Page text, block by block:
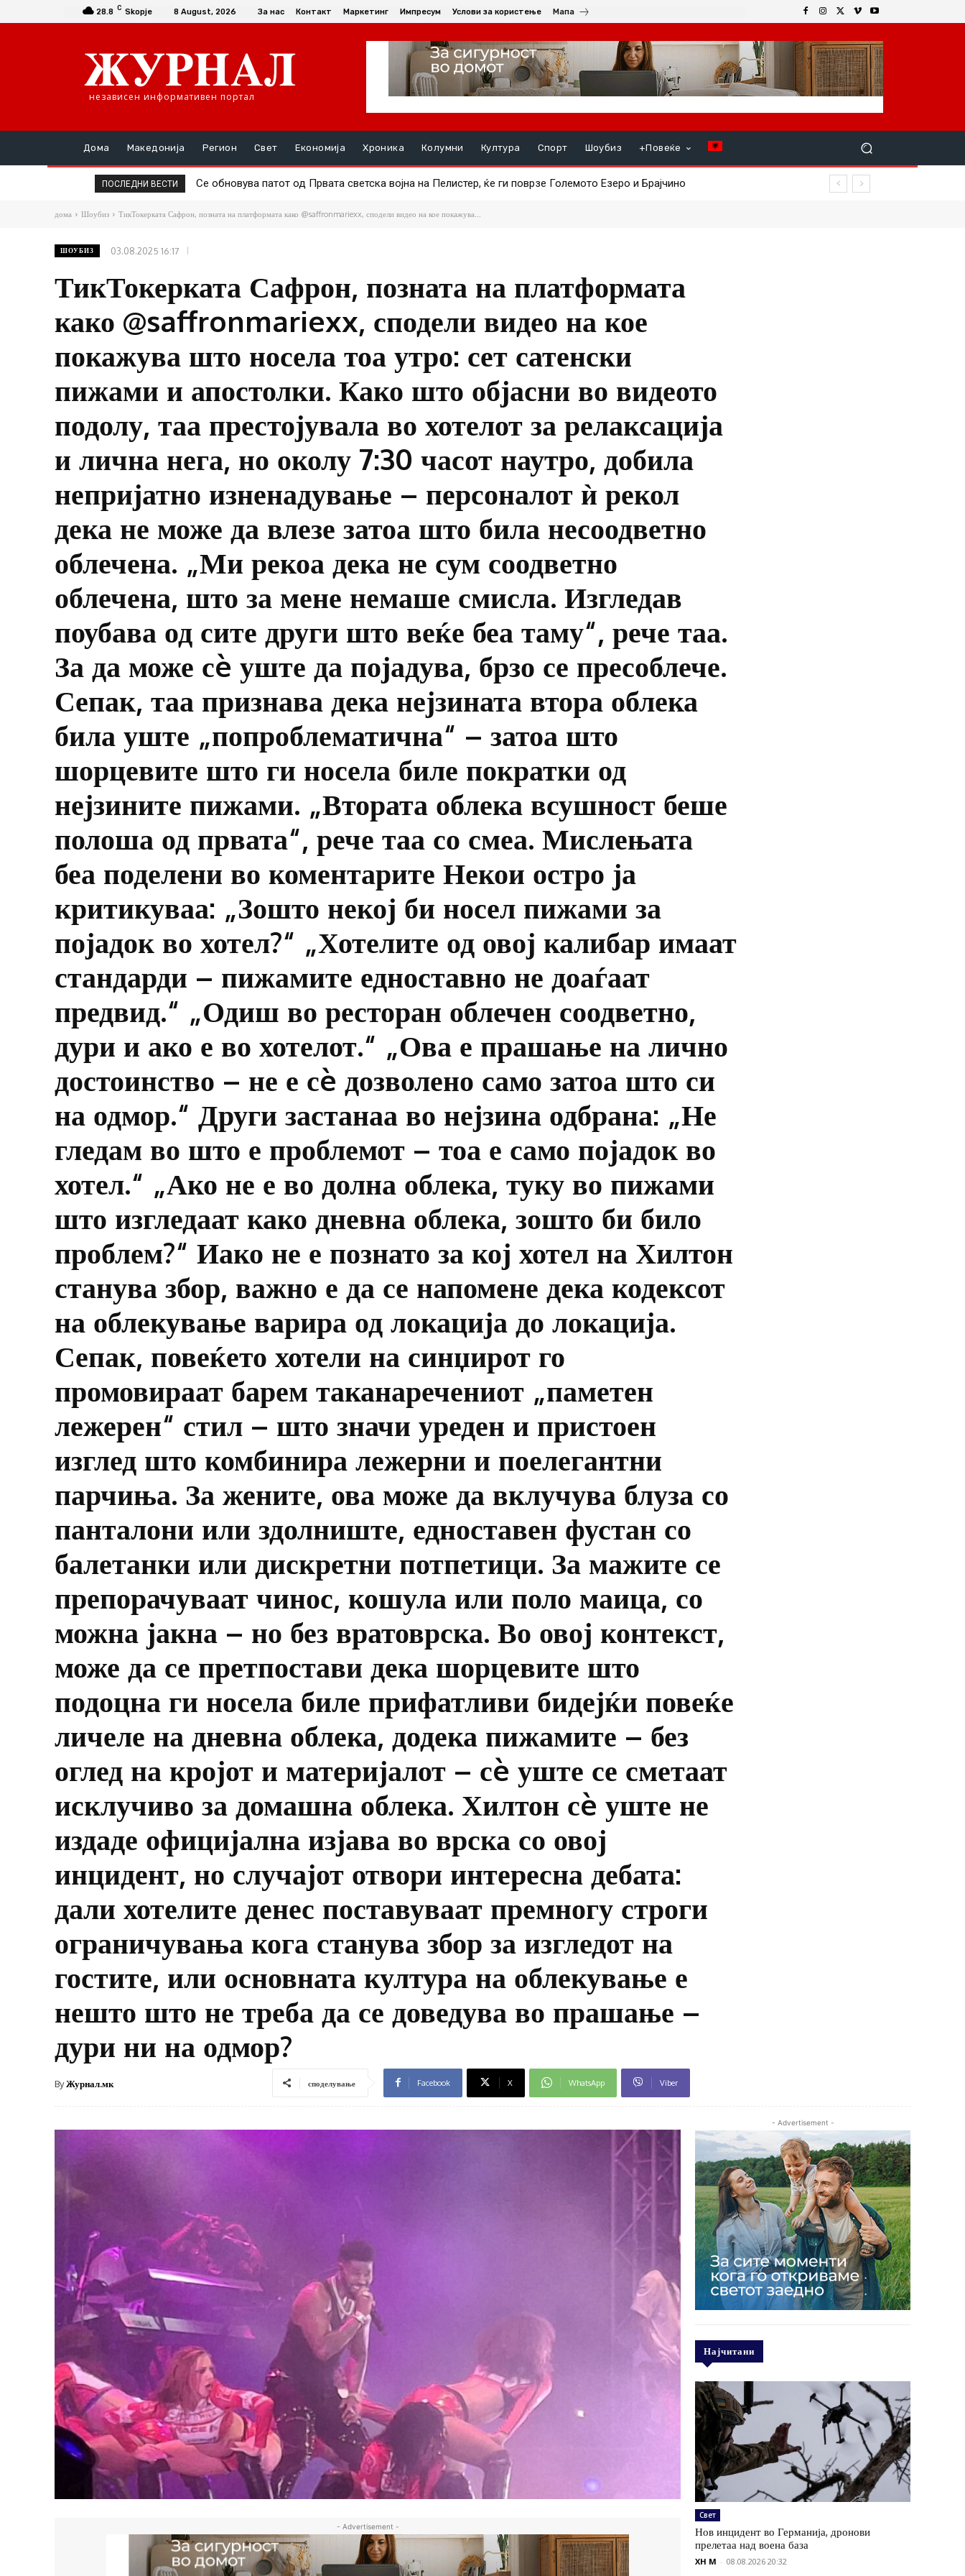
28.8 C Skopje 8 August, 2026 За нас Контакт Маркетинг Импресум Услови за користење Мапа
независен информативен портал
Дома Македонија Регион Свет Економија Хроника Колумни Култура Спорт Шоубиз +Повеќе
ПОСЛЕДНИ ВЕСТИ Пожар во Кисела Вода, маж пренесен во болница поради вдишување чад
дома Шоубиз ТикТокерката Сафрон, позната на платформата како @saffronmariexx, сподели видео на кое покажува...
ШОУБИЗ 03.08.2025 16:17
ТикТокерката Сафрон, позната на платформата
како @saffronmariexx, сподели видео на кое
покажува што носела тоа утро: сет сатенски
пижами и апостолки. Како што објасни во видеото
подолу, таа престојувала во хотелот за релаксација
и лична нега, но околу 7:30 часот наутро, добила
непријатно изненадување – персоналот ѝ рекол
дека не може да влезе затоа што била несоодветно
облечена. „Ми рекоа дека не сум соодветно
облечена, што за мене немаше смисла. Изгледав
поубава од сите други што веќе беа таму“, рече таа.
За да може сè уште да појадува, брзо се пресоблече.
Сепак, таа признава дека нејзината втора облека
била уште „попроблематична“ – затоа што
шорцевите што ги носела биле пократки од
нејзините пижами. „Втората облека всушност беше
полоша од првата“, рече таа со смеа. Мислењата
беа поделени во коментарите Некои остро ја
критикуваа: „Зошто некој би носел пижами за
појадок во хотел?“ „Хотелите од овој калибар имаат
стандарди – пижамите едноставно не доаѓаат
предвид.“ „Одиш во ресторан облечен соодветно,
дури и ако е во хотелот.“ „Ова е прашање на лично
достоинство – не е сè дозволено само затоа што си
на одмор.“ Други застанаа во нејзина одбрана: „Не
гледам во што е проблемот – тоа е само појадок во
хотел.“ „Ако не е во долна облека, туку во пижами
што изгледаат како дневна облека, зошто би било
проблем?“ Иако не е познато за кој хотел на Хилтон
станува збор, важно е да се напомене дека кодексот
на облекување варира од локација до локација.
Сепак, повеќето хотели на синџирот го
промовираат барем таканаречениот „паметен
лежерен“ стил – што значи уреден и пристоен
изглед што комбинира лежерни и поелегантни
парчиња. За жените, ова може да вклучува блуза со
панталони или здолниште, едноставен фустан со
балетанки или дискретни потпетици. За мажите се
препорачуваат чинос, кошула или поло маица, со
можна јакна – но без вратоврска. Во овој контекст,
може да се претпостави дека шорцевите што
подоцна ги носела биле прифатливи бидејќи повеќе
личеле на дневна облека, додека пижамите – без
оглед на кројот и материјалот – сè уште се сметаат
исклучиво за домашна облека. Хилтон сè уште не
издаде официјална изјава во врска со овој
инцидент, но случајот отвори интересна дебата:
дали хотелите денес поставуваат премногу строги
ограничувања кога станува збор за изгледот на
гостите, или основната култура на облекување е
нешто што не треба да се доведува во прашање –
дури ни на одмор?
ByЖурнал.мк споделување Facebook X WhatsApp Viber
- Advertisement -
- Advertisement -
Најчитани
Свет
Нов инцидент во Германија, дронови
прелетаа над воена база
XH M - 08.08.2026 20:32